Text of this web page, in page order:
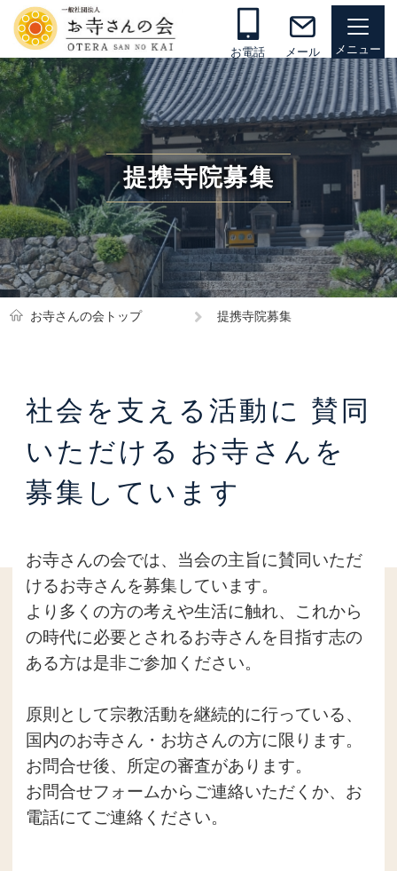
お電話 メール
提携寺院募集
お寺さんの会トップ 提携寺院募集
社会を支える活動に 賛同
いただける お寺さんを
募集しています
お寺さんの会では、当会の主旨に賛同いただ
けるお寺さんを募集しています。
より多くの方の考えや生活に触れ、これから
の時代に必要とされるお寺さんを目指す志の
ある方は是非ご参加ください。
原則として宗教活動を継続的に行っている、
国内のお寺さん・お坊さんの方に限ります。
お問合せ後、所定の審査があります。
お問合せフォームからご連絡いただくか、お
電話にてご連絡ください。